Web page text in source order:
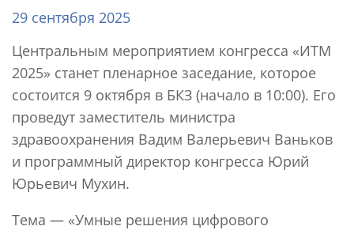
29 сентября 2025
Центральным мероприятием конгресса «ИТМ
2025» станет пленарное заседание, которое
состоится 9 октября в БКЗ (начало в 10:00). Его
проведут заместитель министра
здравоохранения Вадим Валерьевич Ваньков
и программный директор конгресса Юрий
Юрьевич Мухин.
Тема — «Умные решения цифрового